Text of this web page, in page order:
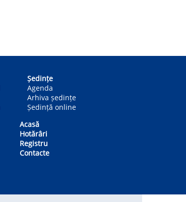
Ședințe
Agenda
Arhiva ședințe
Ședință online
Acasă
Hotărâri
Registru
Contacte